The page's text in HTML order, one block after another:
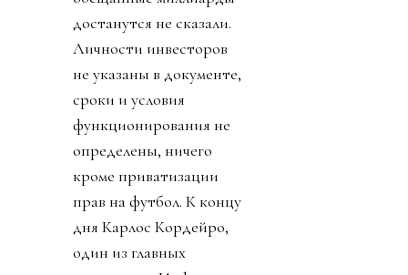
достанутся не сказали.
Личности инвесторов
не указаны в документе,
сроки и условия
функционирования не
определены, ничего
кроме приватизации
прав на футбол. К концу
дня Карлос Кордейро,
один из главных